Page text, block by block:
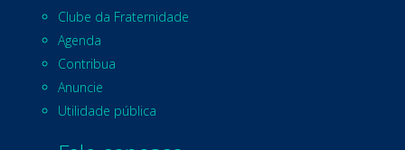
Clube da Fraternidade
Agenda
Contribua
Anuncie
Utilidade pública